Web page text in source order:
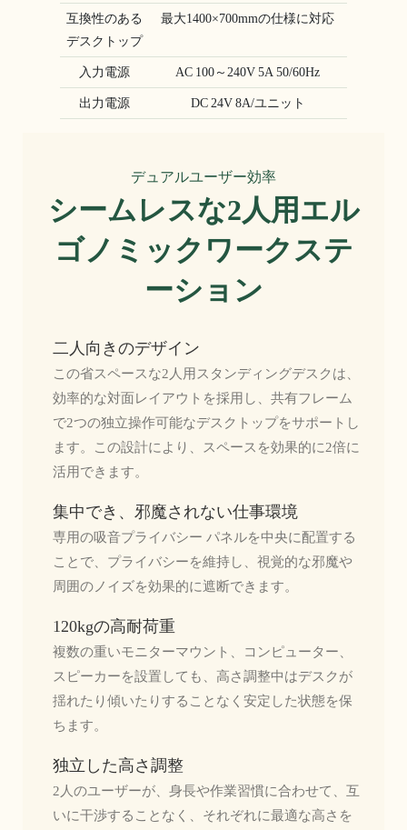
互換性のある
デスクトップ
最大1400×700mmの仕様に対応
入力電源 AC 100～240V 5A 50/60Hz
出力電源 DC 24V 8A/ユニット
デュアルユーザー効率
シームレスな2人用エル
ゴノミックワークステ
ーション
二人向きのデザイン
この省スペースな2人用スタンディングデスクは、
効率的な対面レイアウトを採用し、共有フレーム
で2つの独立操作可能なデスクトップをサポートし
ます。この設計により、スペースを効果的に2倍に
活用できます。
集中でき、邪魔されない仕事環境
専用の吸音プライバシー パネルを中央に配置する
ことで、プライバシーを維持し、視覚的な邪魔や
周囲のノイズを効果的に遮断できます。
120kgの高耐荷重
複数の重いモニターマウント、コンピューター、
スピーカーを設置しても、高さ調整中はデスクが
揺れたり傾いたりすることなく安定した状態を保
ちます。
独立した高さ調整
2人のユーザーが、身長や作業習慣に合わせて、互
いに干渉することなく、それぞれに最適な高さを